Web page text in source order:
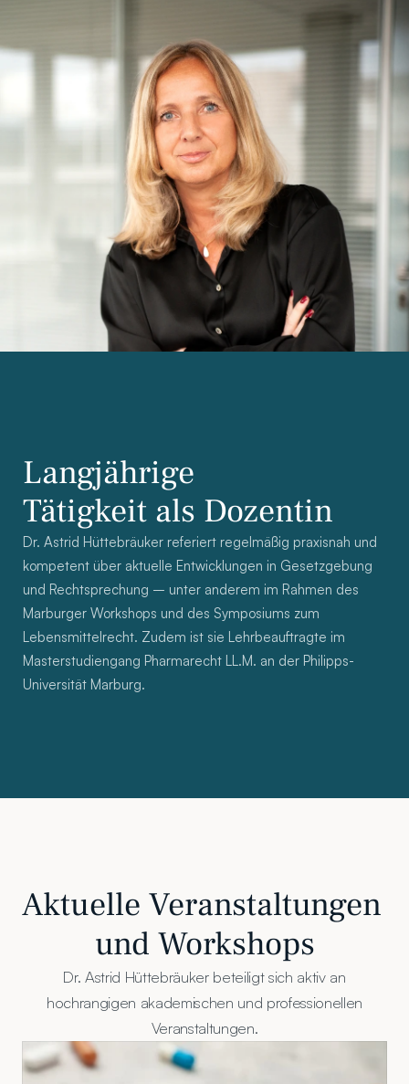
Langjährige
Tätigkeit als Dozentin
Dr. Astrid Hüttebräuker referiert regelmäßig praxisnah und
kompetent über aktuelle Entwicklungen in Gesetzgebung
und Rechtsprechung – unter anderem im Rahmen des
Marburger Workshops und des Symposiums zum
Lebensmittelrecht. Zudem ist sie Lehrbeauftragte im
Masterstudiengang Pharmarecht LL.M. an der Philipps-
Universität Marburg.
und Workshops
Dr. Astrid Hüttebräuker beteiligt sich aktiv an
hochrangigen akademischen und professionellen
Veranstaltungen.